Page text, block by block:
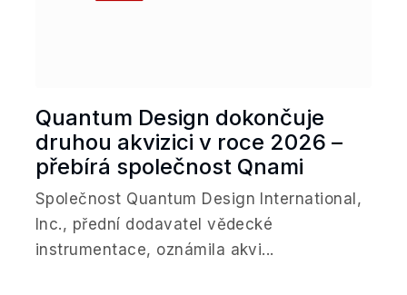
Quantum Design dokončuje
druhou akvizici v roce 2026 –
přebírá společnost Qnami
Společnost Quantum Design International,
Inc., přední dodavatel vědecké
instrumentace, oznámila akvi...